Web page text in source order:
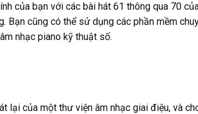
của bạn với các bài hát 61 thông qua 70
Bạn cũng có thể sử dụng các phần mềm
nhạc piano kỹ thuật số.
lại của một thư viện âm nhạc giai điệu, và